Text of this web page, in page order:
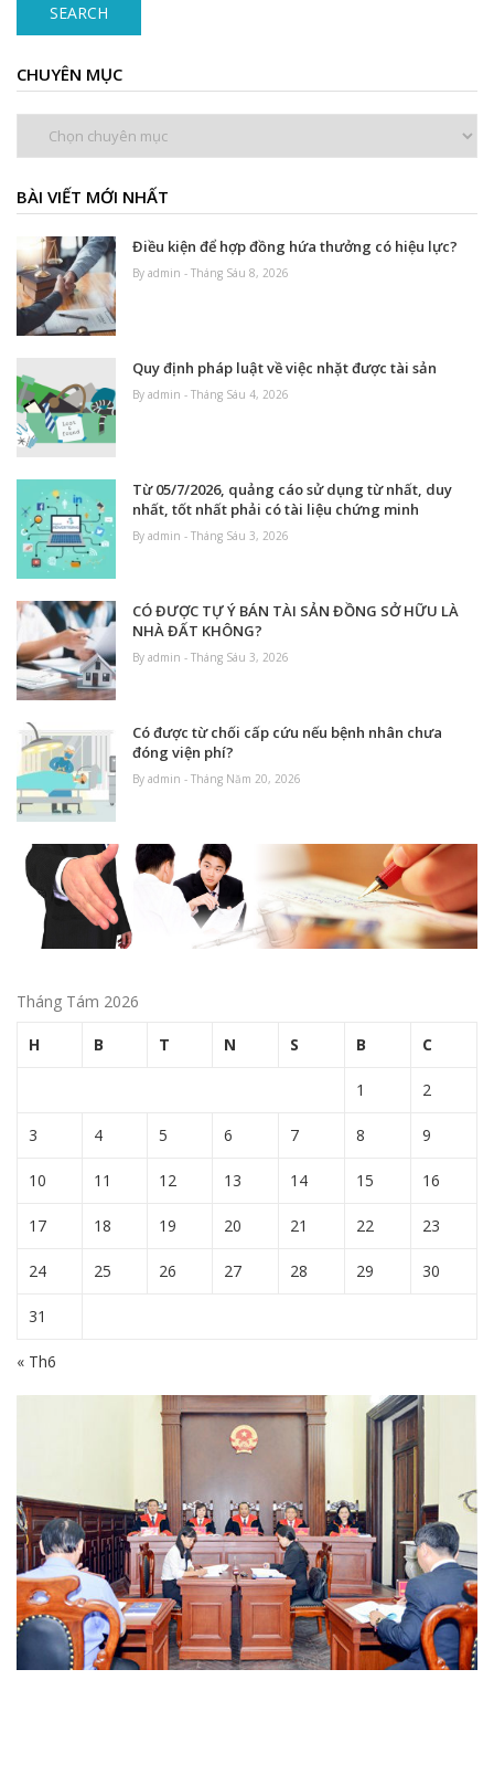
SEARCH
CHUYÊN MỤC
BÀI VIẾT MỚI NHẤT
Điều kiện để hợp đồng hứa thưởng có hiệu lực?
By admin - Tháng Sáu 8, 2026
Quy định pháp luật về việc nhặt được tài sản
By admin - Tháng Sáu 4, 2026
Từ 05/7/2026, quảng cáo sử dụng từ nhất, duy
nhất, tốt nhất phải có tài liệu chứng minh
By admin - Tháng Sáu 3, 2026
CÓ ĐƯỢC TỰ Ý BÁN TÀI SẢN ĐỒNG SỞ HỮU LÀ
NHÀ ĐẤT KHÔNG?
By admin - Tháng Sáu 3, 2026
Có được từ chối cấp cứu nếu bệnh nhân chưa
đóng viện phí?
By admin - Tháng Năm 20, 2026
Tháng Tám 2026
H B T N S B C
1 2
3 4 5 6 7 8 9
10 11 12 13 14 15 16
17 18 19 20 21 22 23
24 25 26 27 28 29 30
31
« Th6